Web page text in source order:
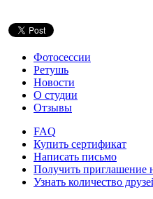
Фотосессии
Ретушь
Новости
О студии
Отзывы
FAQ
Купить сертификат
Написать письмо
Получить приглашение
Узнать количество